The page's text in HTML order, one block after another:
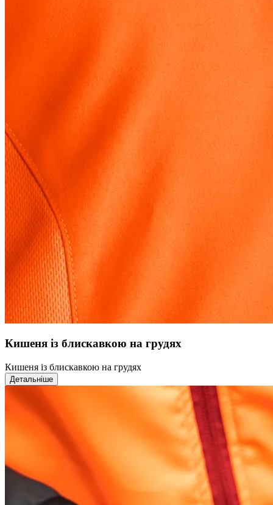
Кишеня із блискавкою на грудях
Кишеня із блискавкою на грудях
Детальніше